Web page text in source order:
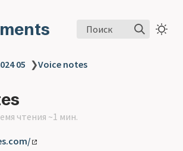
Поиск
05 ❯Voice notes
чтения ~1 мин.